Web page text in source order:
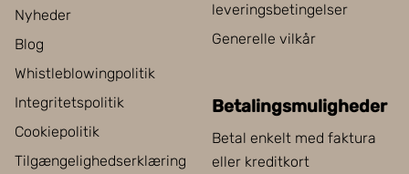
Nyheder
Blog
Whistleblowingpolitik
Integritetspolitik
Cookiepolitik
Tilgængelighedserklæring
leveringsbetingelser
Generelle vilkår
Betalingsmuligheder
Betal enkelt med faktura
eller kreditkort